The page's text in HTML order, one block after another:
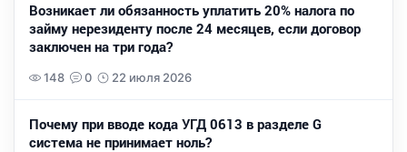
Возникает ли обязанность уплатить 20% налога по
займу нерезиденту после 24 месяцев, если договор
заключен на три года?
148 0 22 июля 2026
Почему при вводе кода УГД 0613 в разделе G
система не принимает ноль?